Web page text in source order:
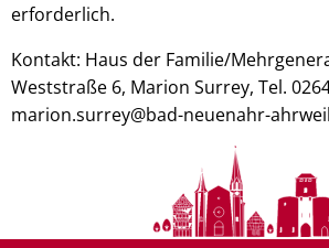
erforderlich.
Kontakt: Haus der Familie/
Weststraße 6, Marion Surrey, Tel.
marion.surrey@bad-neuenahr-